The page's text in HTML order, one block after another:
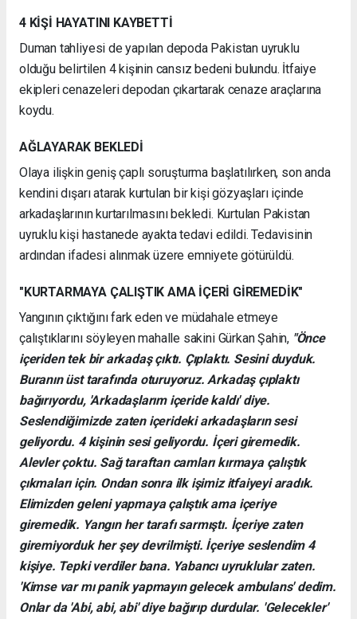
4 KİŞİ HAYATINI KAYBETTİ
Duman tahliyesi de yapılan depoda Pakistan uyruklu
olduğu belirtilen 4 kişinin cansız bedeni bulundu. İtfaiye
ekipleri cenazeleri depodan çıkartarak cenaze araçlarına
koydu.
AĞLAYARAK BEKLEDİ
Olaya ilişkin geniş çaplı soruşturma başlatılırken, son anda
kendini dışarı atarak kurtulan bir kişi gözyaşları içinde
arkadaşlarının kurtarılmasını bekledi. Kurtulan Pakistan
uyruklu kişi hastanede ayakta tedavi edildi. Tedavisinin
ardından ifadesi alınmak üzere emniyete götürüldü.
"KURTARMAYA ÇALIŞTIK AMA İÇERİ GİREMEDİK"
Yangının çıktığını fark eden ve müdahale etmeye
çalıştıklarını söyleyen mahalle sakini Gürkan Şahin, "Önce
içeriden tek bir arkadaş çıktı. Çıplaktı. Sesini duyduk.
Buranın üst tarafında oturuyoruz. Arkadaş çıplaktı
bağırıyordu, 'Arkadaşlarım içeride kaldı' diye.
Seslendiğimizde zaten içerideki arkadaşların sesi
geliyordu. 4 kişinin sesi geliyordu. İçeri giremedik.
Alevler çoktu. Sağ taraftan camları kırmaya çalıştık
çıkmaları için. Ondan sonra ilk işimiz itfaiyeyi aradık.
Elimizden geleni yapmaya çalıştık ama içeriye
giremedik. Yangın her tarafı sarmıştı. İçeriye zaten
giremiyorduk her şey devrilmişti. İçeriye seslendim 4
kişiye. Tepki verdiler bana. Yabancı uyruklular zaten.
'Kimse var mı panik yapmayın gelecek ambulans' dedim.
Onlar da 'Abi, abi, abi' diye bağırıp durdular. 'Gelecekler'